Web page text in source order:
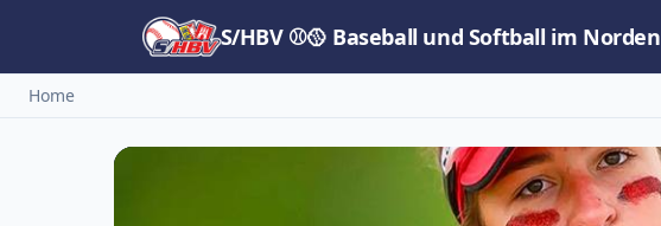
S/HBV ⚾🥎 Baseball und Softball im Norden
Home